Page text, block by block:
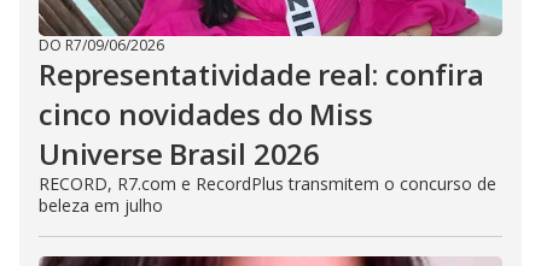
DO R7/09/06/2026
Representatividade real: confira
cinco novidades do Miss
Universe Brasil 2026
RECORD, R7.com e RecordPlus transmitem o concurso de
beleza em julho